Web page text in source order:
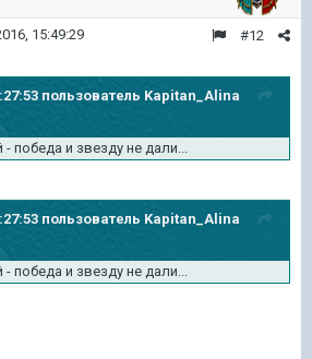
#12
15:49:29
пользователь Kapitan_Alina
победа и звезду не дали...
пользователь Kapitan_Alina
победа и звезду не дали...